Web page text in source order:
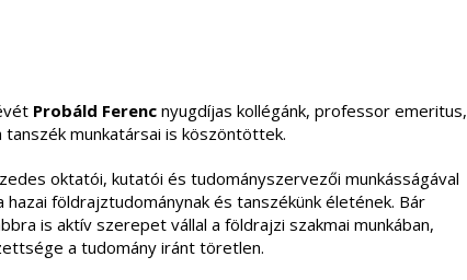
Probáld Ferencnyugdíjas kollégánk, professor emeritus,
tanszék munkatársai is köszöntöttek.
oktatói, kutatói és tudományszervezői munkásságával
földrajztudománynak és tanszékünk életének. Bár
is aktív szerepet vállal a földrajzi szakmai munkában,
a tudomány iránt töretlen.